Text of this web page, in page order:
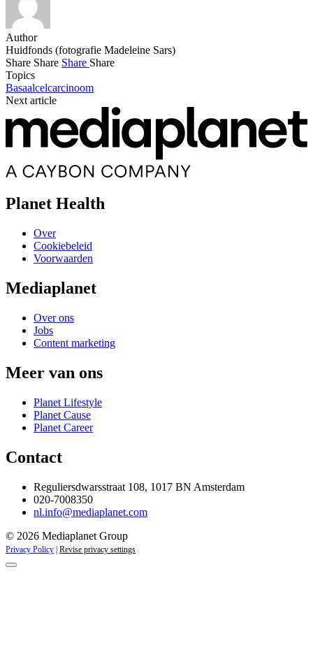
Author
Huidfonds (fotografie Madeleine Sars)
Share Share Share Share
Topics
Basaalcelcarcinoom
Next article
Planet Health
Over
Cookiebeleid
Voorwaarden
Mediaplanet
Over ons
Jobs
Content marketing
Meer van ons
Planet Lifestyle
Planet Cause
Planet Career
Contact
Reguliersdwarsstraat 108, 1017 BN Amsterdam
020-7008350
nl.info@mediaplanet.com
© 2026 Mediaplanet Group
Privacy Policy | Revise privacy settings